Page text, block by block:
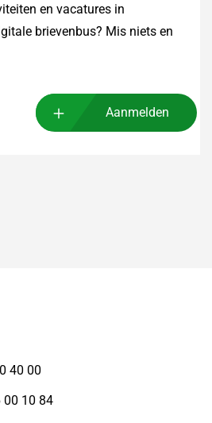
en vacatures in
brievenbus? Mis niets en
Aanmelden
40 00
00 10 84Stuur WhatsApp bericht,